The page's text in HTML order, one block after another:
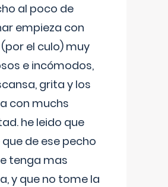
al poco de
empieza con
el culo) muy
e incómodos,
grita y los
con muchs
he leido que
de ese pecho
tenga mas
y que no tome la